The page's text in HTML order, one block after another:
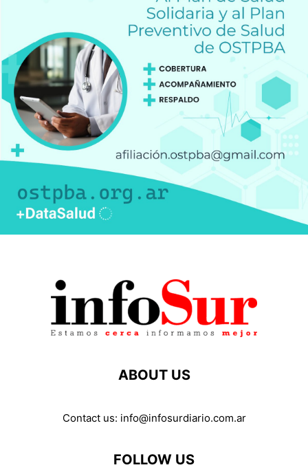
ABOUT US
Contact us: info@infosurdiario.com.ar
FOLLOW US